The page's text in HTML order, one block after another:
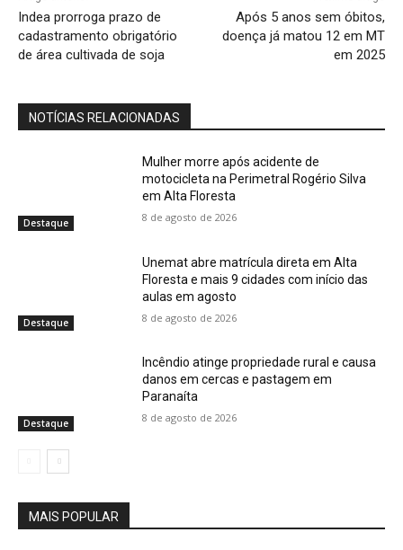
Indea prorroga prazo de
cadastramento obrigatório
de área cultivada de soja
Após 5 anos sem óbitos,
doença já matou 12 em MT
em 2025
NOTÍCIAS RELACIONADAS
Destaque
Mulher morre após acidente de
motocicleta na Perimetral Rogério Silva
em Alta Floresta
8 de agosto de 2026
Destaque
Unemat abre matrícula direta em Alta
Floresta e mais 9 cidades com início das
aulas em agosto
8 de agosto de 2026
Destaque
Incêndio atinge propriedade rural e causa
danos em cercas e pastagem em
Paranaíta
8 de agosto de 2026
MAIS POPULAR